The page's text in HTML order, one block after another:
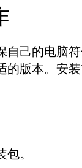
自己的电
版本。安
。